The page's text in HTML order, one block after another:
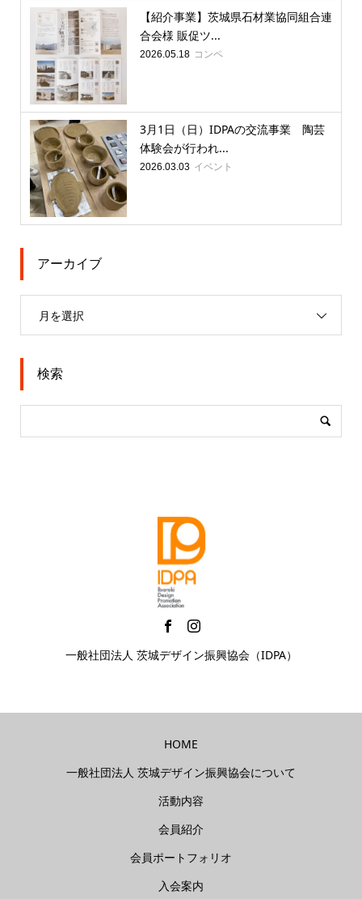
【紹介事業】茨城県石材業協同組合連
合会様 販促ツ...
2026.05.18 コンペ
3月1日（日）IDPAの交流事業 陶芸
体験会が行われ...
2026.03.03 イベント
アーカイブ
月を選択
検索
一般社団法人 茨城デザイン振興協会（IDPA）
HOME
一般社団法人 茨城デザイン振興協会について
活動内容
会員紹介
会員ポートフォリオ
入会案内